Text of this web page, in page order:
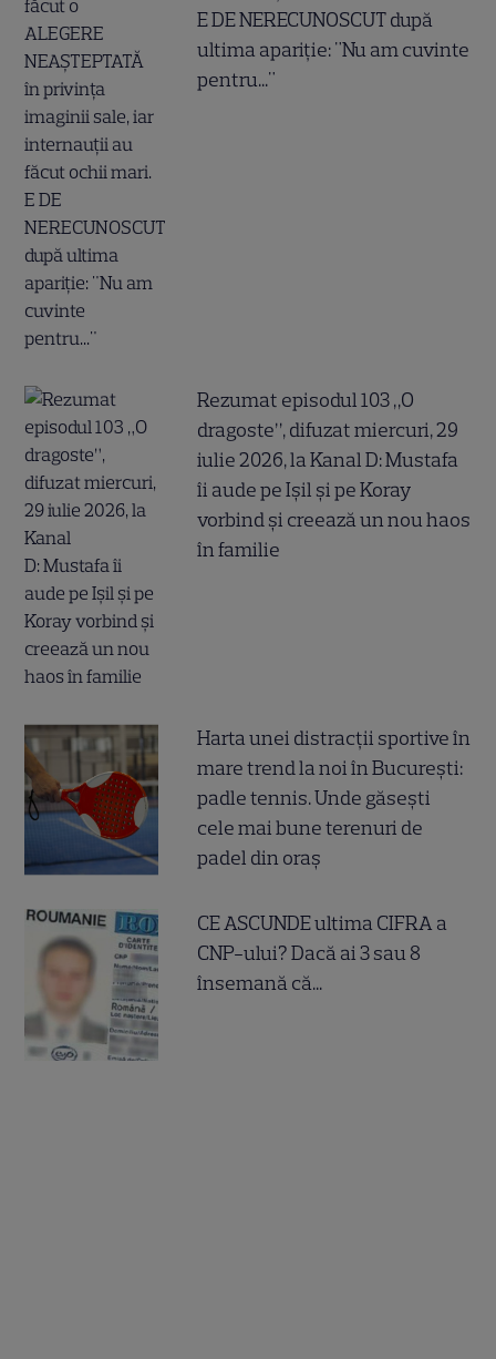
E DE NERECUNOSCUT după
ultima apariție: "Nu am cuvinte
pentru..."
Rezumat episodul 103 „O
dragoste”, difuzat miercuri, 29
iulie 2026, la Kanal D: Mustafa
îi aude pe Ișil și pe Koray
vorbind și creează un nou haos
în familie
Harta unei distracții sportive în
mare trend la noi în București:
padle tennis. Unde găsești
cele mai bune terenuri de
padel din oraș
CE ASCUNDE ultima CIFRA a
CNP-ului? Dacă ai 3 sau 8
însemană că...